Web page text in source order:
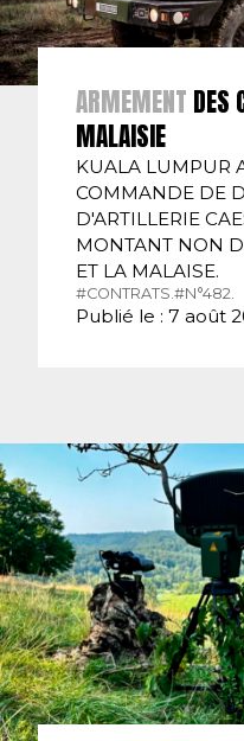
ARMEMENT DES
MALAISIE
KUALA LUMPUR
COMMANDE DE
D'ARTILLERIE
MONTANT NON
ET LA MALAISE.
#CONTRATS. #N°482.
Publié le : 7 août